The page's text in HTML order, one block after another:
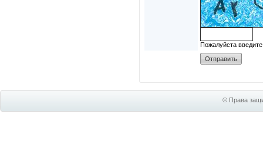
Пожалуйста
© Права